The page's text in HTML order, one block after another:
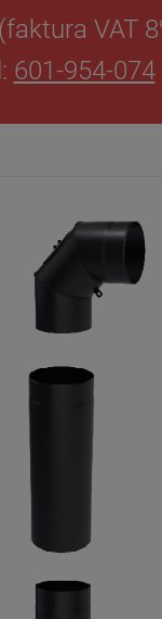
VAT
601-954-074